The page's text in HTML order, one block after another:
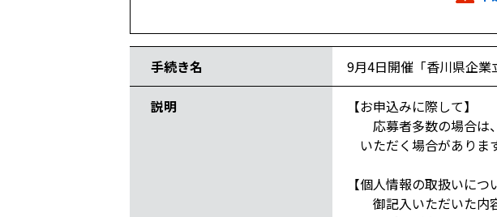
手続き名 9月4日開催「香川県企業
説明
【お申込みに際して】
応募者多数の場合は、
いただく場合がありま
【個人情報の取扱いにつ
御記入いただいた内容